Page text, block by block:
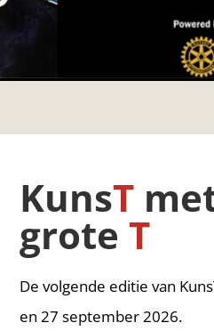
KunsT
groteT
De volgende editie van
en 27 september 2026.